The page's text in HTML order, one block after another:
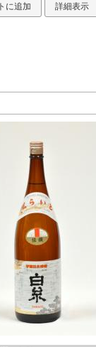
に追加 詳細表示